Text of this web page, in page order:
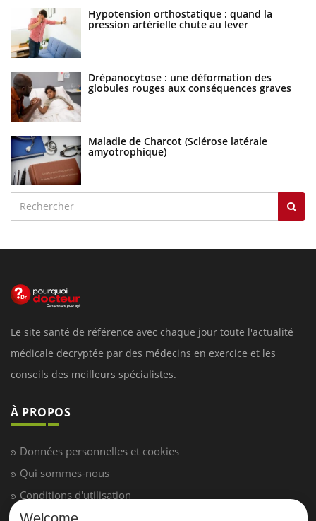
Hypotension orthostatique : quand la
pression artérielle chute au lever
Drépanocytose : une déformation des
globules rouges aux conséquences graves
Maladie de Charcot (Sclérose latérale
amyotrophique)
Le site santé de référence avec chaque jour toute l'actualité
médicale decryptée par des médecins en exercice et les
conseils des meilleurs spécialistes.
À PROPOS
Données personnelles et cookies
Qui sommes-nous
Conditions d'utilisation
Plan du site
Welcome